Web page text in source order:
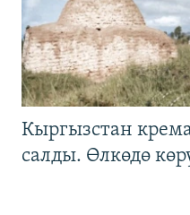
Кыргызстан
салды. Өлкөдө